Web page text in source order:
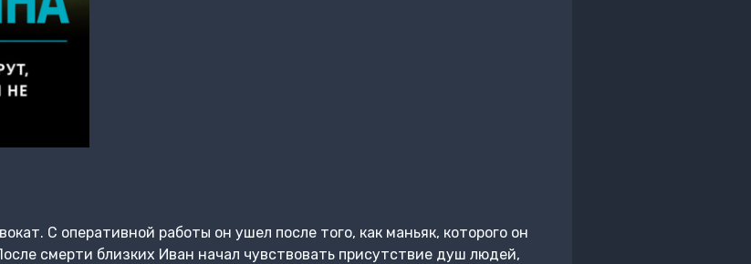
С оперативной работы он ушел после того, как маньяк, которого он
смерти близких Иван начал чувствовать присутствие душ людей,